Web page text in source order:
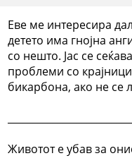
Еве ме интересира
детето има гнојна
со нешто. Јас се
проблеми со
бикарбона, ако не се
Животот е убав за